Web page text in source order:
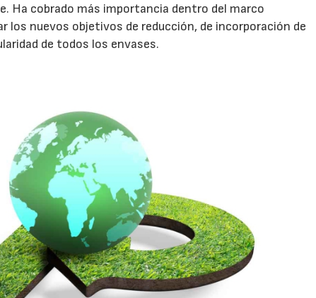
Ha cobrado más importancia dentro del marco
los nuevos objetivos de reducción, de incorporación de
de todos los envases.